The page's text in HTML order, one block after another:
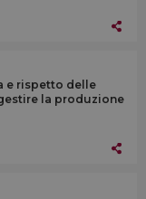
e rispetto delle
la produzione